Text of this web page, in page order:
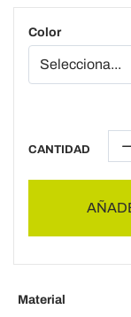
Color
CANTIDAD
Material